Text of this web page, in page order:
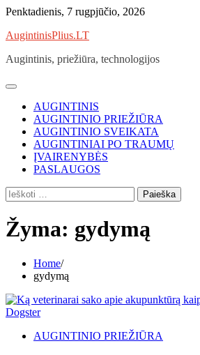
Skip
content
Penktadienis, 7 rugpjūčio, 2026
AugintinisPlius.LT
Augintinis, priežiūra, technologijos
AUGINTINIS
AUGINTINIO PRIEŽIŪRA
AUGINTINIO SVEIKATA
AUGINTINIAI PO TRAUMŲ
ĮVAIRENYBĖS
PASLAUGOS
Ieškoti:
Žyma: gydymą
Home
gydymą
AUGINTINIO PRIEŽIŪRA